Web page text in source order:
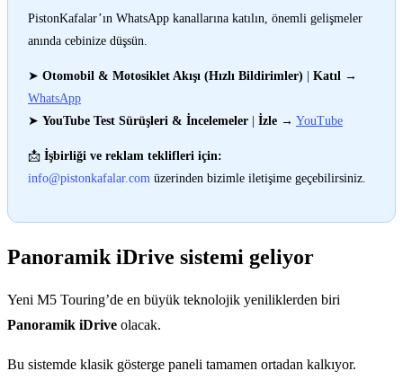
PistonKafalar’ın WhatsApp kanallarına katılın, önemli gelişmeler
anında cebinize düşsün.
➤ Otomobil & Motosiklet Akışı (Hızlı Bildirimler) Katıl →
WhatsApp
➤ YouTube Test Sürüşleri & İncelemeler İzle → YouTube
📩 İşbirliği ve reklam teklifleri için:
info@pistonkafalar.com üzerinden bizimle iletişime geçebilirsiniz.
Panoramik iDrive sistemi geliyor
Yeni M5 Touring’de en büyük teknolojik yeniliklerden biri
Panoramik iDrive olacak.
Bu sistemde klasik gösterge paneli tamamen ortadan kalkıyor.